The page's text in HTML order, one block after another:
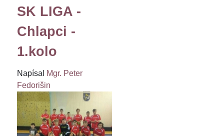
SK LIGA -
Chlapci -
1.kolo
Napísal
Mgr. Peter
Fedorišin